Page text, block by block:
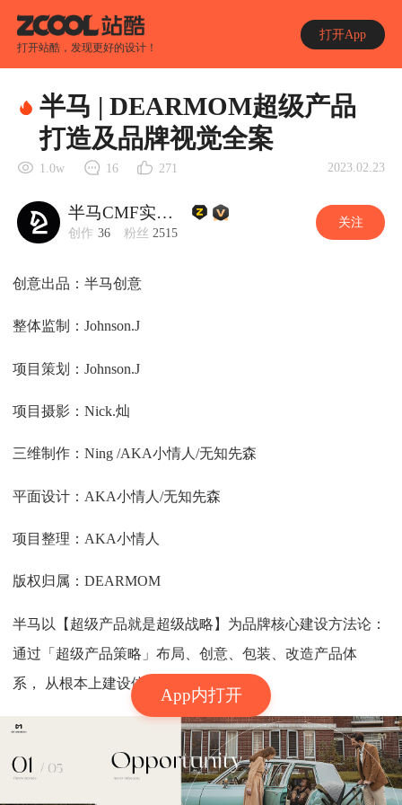
打开站酷，发现更好的设计！
打开App
App内打开
半马 | DEARMOM超级产品
打造及品牌视觉全案
1.0w 16 271 2023.02.23
半马CMF实验室
创作 36 粉丝 2515
关注
创意出品：半马创意
整体监制：Johnson.J
项目策划：Johnson.J
项目摄影：Nick.灿
三维制作：Ning /AKA小情人/无知先森
平面设计：AKA小情人/无知先森
项目整理：AKA小情人
版权归属：DEARMOM
半马以【超级产品就是超级战略】为品牌核心建设方法论：
通过「超级产品策略」布局、创意、包装、改造产品体
系， 从根本上建设体系化的品牌形象！